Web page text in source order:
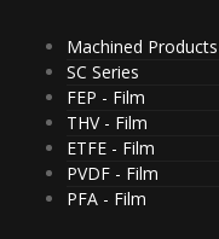
Machined Products
SC Series
FEP - Film
THV - Film
ETFE - Film
PVDF - Film
PFA - Film